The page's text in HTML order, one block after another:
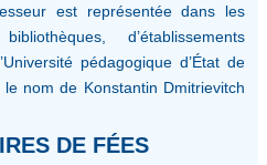
est représentée dans les
d’établissements
pédagogique d’État de
nom de Konstantin Dmitrievitch
DE FÉES